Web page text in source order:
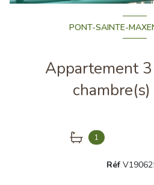
PONT-SAINTE-
Appartement 3 pièce(s) 2
1
Réf